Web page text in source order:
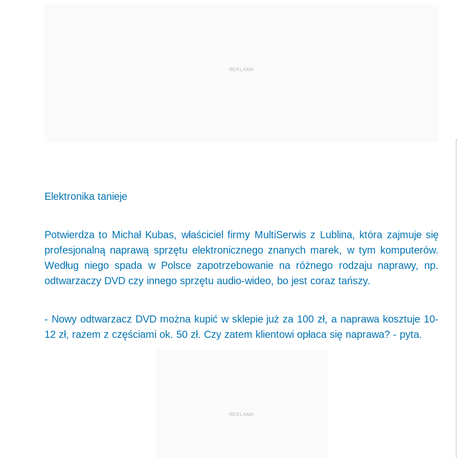
REKLAMA
Elektronika tanieje
Potwierdza to Michał Kubas, właściciel firmy MultiSerwis z Lublina, która zajmuje się
profesjonalną naprawą sprzętu elektronicznego znanych marek, w tym komputerów.
Według niego spada w Polsce zapotrzebowanie na różnego rodzaju naprawy, np.
odtwarzaczy DVD czy innego sprzętu audio-wideo, bo jest coraz tańszy.
- Nowy odtwarzacz DVD można kupić w sklepie już za 100 zł, a naprawa kosztuje 10-
12 zł, razem z częściami ok. 50 zł. Czy zatem klientowi opłaca się naprawa? - pyta.
REKLAMA